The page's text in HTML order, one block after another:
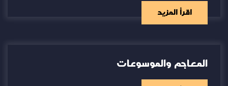
اقرأ المزيد
المعاجم والموسوعات